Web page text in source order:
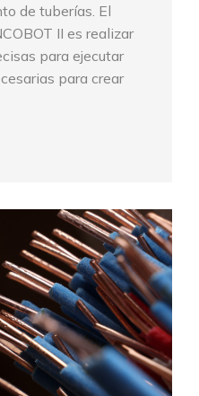
de tuberías. El
II es realizar
para ejecutar
para crear